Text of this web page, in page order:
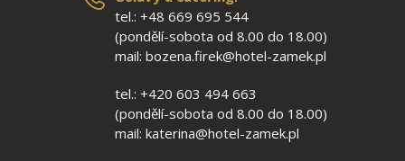
tel.: +48 669 695 544
(pondělí-sobota od 8.00 do 18.00)
mail: bozena.firek@hotel-zamek.pl
tel.: +420 603 494 663
(pondělí-sobota od 8.00 do 18.00)
mail: katerina@hotel-zamek.pl